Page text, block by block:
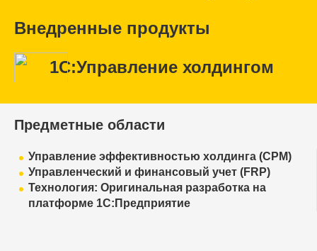
Внедренные продукты
1С:Управление холдингом
Предметные области
Управление эффективностью холдинга (CPM)
Управленческий и финансовый учет (FRP)
Технология: Оригинальная разработка на
платформе 1С:Предприятие